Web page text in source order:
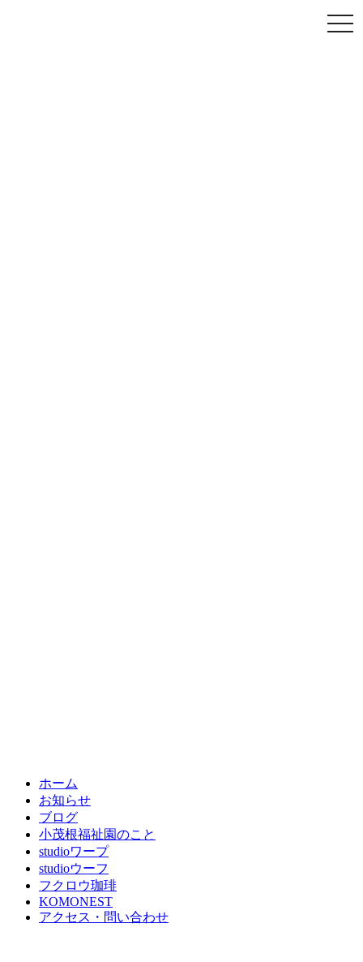
ホーム
お知らせ
ブログ
小茂根福祉園のこと
studioワープ
studioウーフ
フクロウ珈琲
KOMONEST
アクセス・問い合わせ